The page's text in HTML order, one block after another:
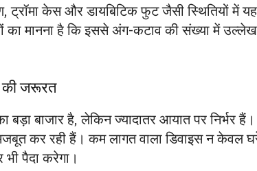
ट्रॉमा केस और डायबिटिक फुट जैसी स्थितियों में
का मानना है कि इससे अंग-कटाव की संख्या में
की जरूरत
बड़ा बाजार है, लेकिन ज्यादातर आयात पर निर्भर
कर रही हैं। कम लागत वाला डिवाइस न केवल
पैदा करेगा।